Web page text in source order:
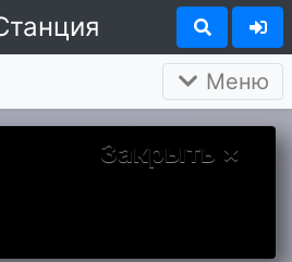
Меню
Закрыть ×
Надеемся Вам